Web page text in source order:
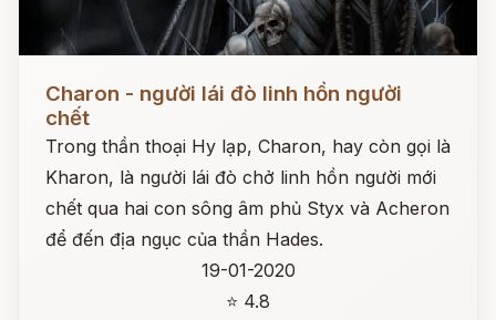
Charon - người lái đò linh hồn người
chết
Trong thần thoại Hy lạp, Charon, hay còn gọi là
Kharon, là người lái đò chở linh hồn người mới
chết qua hai con sông âm phủ Styx và Acheron
để đến địa ngục của thần Hades.
19-01-2020
⭐ 4.8